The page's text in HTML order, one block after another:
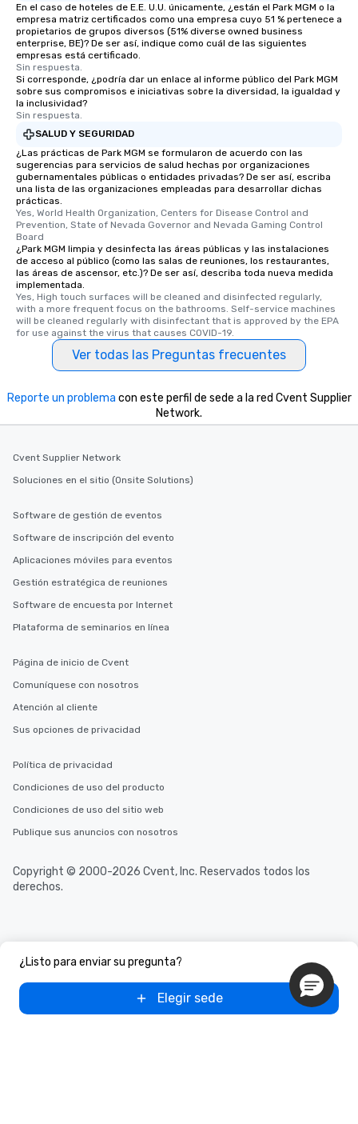
En el caso de hoteles de E.E. U.U. únicamente, ¿están el Park MGM o la
empresa matriz certificados como una empresa cuyo 51 % pertenece a
propietarios de grupos diversos (51% diverse owned business
enterprise, BE)? De ser así, indique como cuál de las siguientes
empresas está certificado.
Sin respuesta.
Si corresponde, ¿podría dar un enlace al informe público del Park MGM
sobre sus compromisos e iniciativas sobre la diversidad, la igualdad y
la inclusividad?
Sin respuesta.
SALUD Y SEGURIDAD
¿Las prácticas de Park MGM se formularon de acuerdo con las
sugerencias para servicios de salud hechas por organizaciones
gubernamentales públicas o entidades privadas? De ser así, escriba
una lista de las organizaciones empleadas para desarrollar dichas
prácticas.
Yes, World Health Organization, Centers for Disease Control and
Prevention, State of Nevada Governor and Nevada Gaming Control
Board
¿Park MGM limpia y desinfecta las áreas públicas y las instalaciones
de acceso al público (como las salas de reuniones, los restaurantes,
las áreas de ascensor, etc.)? De ser así, describa toda nueva medida
implementada.
Yes, High touch surfaces will be cleaned and disinfected regularly,
with a more frequent focus on the bathrooms. Self-service machines
will be cleaned regularly with disinfectant that is approved by the EPA
for use against the virus that causes COVID-19.
Ver todas las Preguntas frecuentes
¿Listo para enviar su pregunta?
Elegir sede
Reporte un problema con este perfil de sede a la red Cvent Supplier
Network.
Cvent Supplier Network
Soluciones en el sitio (Onsite Solutions)
Software de gestión de eventos
Software de inscripción del evento
Aplicaciones móviles para eventos
Gestión estratégica de reuniones
Software de encuesta por Internet
Plataforma de seminarios en línea
Página de inicio de Cvent
Comuníquese con nosotros
Atención al cliente
Sus opciones de privacidad
Política de privacidad
Condiciones de uso del producto
Condiciones de uso del sitio web
Publique sus anuncios con nosotros
Copyright © 2000-2026 Cvent, Inc. Reservados todos los
derechos.